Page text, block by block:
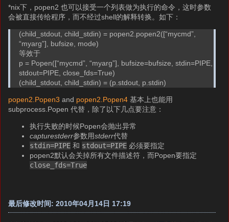
*nix下，popen2 也可以接受一个列表做为执行的命令，这时参数
会被直接传给程序，而不经过shell的解释转换。如下：
(child_stdout, child_stdin) = popen2.popen2([“mycmd”,
“myarg”], bufsize, mode)
等效于
p = Popen([“mycmd”, “myarg”], bufsize=bufsize, stdin=PIPE,
stdout=PIPE, close_fds=True)
(child_stdout, child_stdin) = (p.stdout, p.stdin)
popen2.Popen3 and popen2.Popen4 基本上也能用
subprocess.Popen 代替，除了以下几点要注意：
执行失败的时候Popen会抛出异常
capturestderr参数用stderr代替
stdin=PIPE 和 stdout=PIPE 必须要指定
popen2默认会关掉所有文件描述符，而Popen要指定
close_fds=True
最后修改时间: 2010年04月14日 17:19